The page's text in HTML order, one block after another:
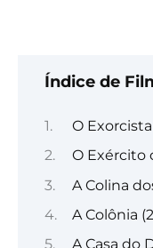
Índice de
O Exorcista
O Exército
A Colina
A Colônia
A Casa do